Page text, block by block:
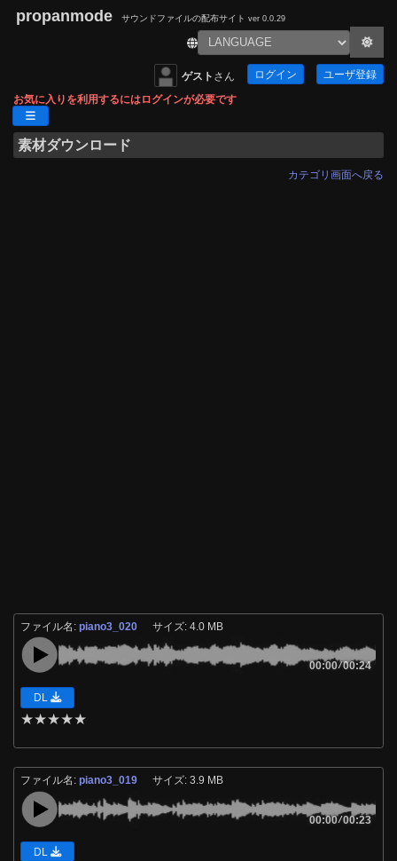
propanmode サウンドファイルの配布サイト ver 0.0.29
ゲスト さん ログイン ユーザ登録
お気に入りを利用するにはログインが必要です
素材ダウンロード
カテゴリ画面へ戻る
ファイル名:piano3_020 サイズ: 4.0 MB
00:00/00:24
DL
★★★★★
ファイル名:piano3_019 サイズ: 3.9 MB
00:00/00:23
DL